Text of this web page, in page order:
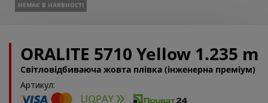
НЕМАЄ В НАЯВНОСТІ
ORALITE 5710 Yellow 1.235 m
Світловідбиваюча жовта плівка (інженерна преміум)
Артикул: